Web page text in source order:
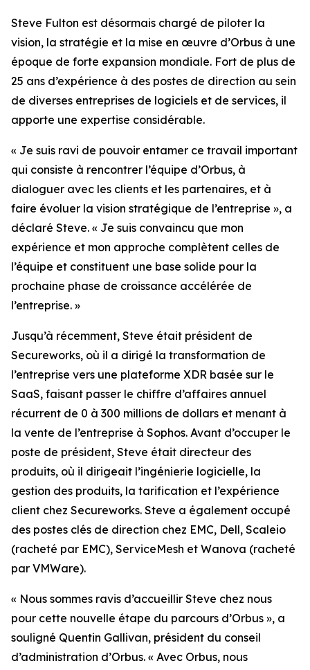
Steve Fulton est désormais chargé de piloter la
vision, la stratégie et la mise en œuvre d’Orbus à une
époque de forte expansion mondiale. Fort de plus de
25 ans d’expérience à des postes de direction au sein
de diverses entreprises de logiciels et de services, il
apporte une expertise considérable.
« Je suis ravi de pouvoir entamer ce travail important
qui consiste à rencontrer l’équipe d’Orbus, à
dialoguer avec les clients et les partenaires, et à
faire évoluer la vision stratégique de l’entreprise », a
déclaré Steve. « Je suis convaincu que mon
expérience et mon approche complètent celles de
l’équipe et constituent une base solide pour la
prochaine phase de croissance accélérée de
l’entreprise. »
Jusqu’à récemment, Steve était président de
Secureworks, où il a dirigé la transformation de
l’entreprise vers une plateforme XDR basée sur le
SaaS, faisant passer le chiffre d’affaires annuel
récurrent de 0 à 300 millions de dollars et menant à
la vente de l’entreprise à Sophos. Avant d’occuper le
poste de président, Steve était directeur des
produits, où il dirigeait l’ingénierie logicielle, la
gestion des produits, la tarification et l’expérience
client chez Secureworks. Steve a également occupé
des postes clés de direction chez EMC, Dell, Scaleio
(racheté par EMC), ServiceMesh et Wanova (racheté
par VMWare).
« Nous sommes ravis d’accueillir Steve chez nous
pour cette nouvelle étape du parcours d’Orbus », a
souligné Quentin Gallivan, président du conseil
d’administration d’Orbus. « Avec Orbus, nous